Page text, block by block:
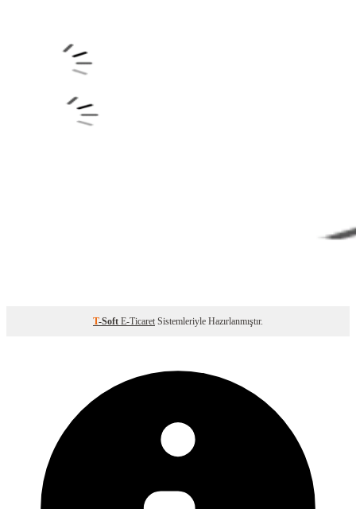
T-Soft E-Ticaret Sistemleriyle Hazırlanmıştır.